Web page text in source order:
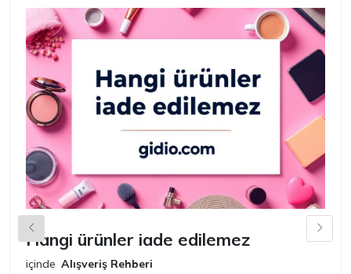
Hangi ürünler iade edilemez
içinde Alışveriş Rehberi